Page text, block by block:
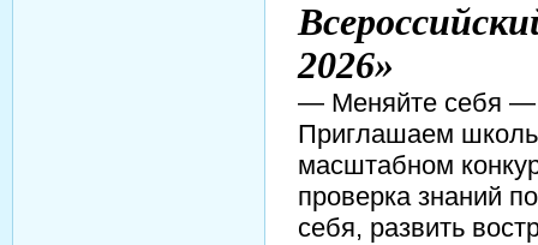
2026»
— Меняйте себя
Приглашаем
масштабном
проверка знаний
себя, развить